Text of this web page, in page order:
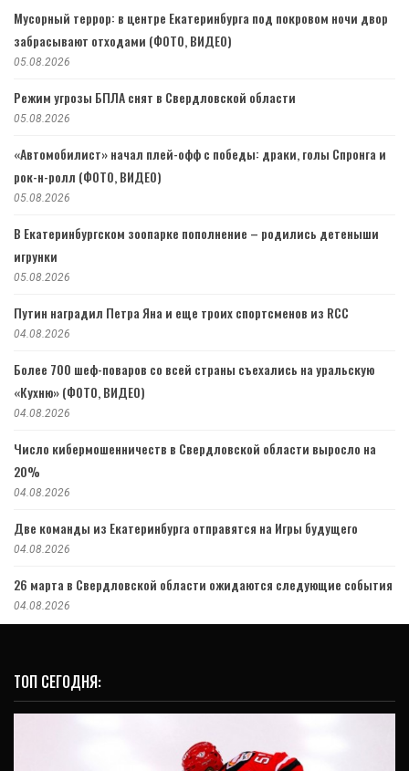
Мусорный террор: в центре Екатеринбурга под покровом ночи двор
забрасывают отходами (ФОТО, ВИДЕО)
05.08.2026
Режим угрозы БПЛА снят в Свердловской области
05.08.2026
«Автомобилист» начал плей-офф с победы: драки, голы Спронга и
рок-н-ролл (ФОТО, ВИДЕО)
05.08.2026
В Екатеринбургском зоопарке пополнение – родились детеныши
игрунки
05.08.2026
Путин наградил Петра Яна и еще троих спортсменов из RCC
04.08.2026
Более 700 шеф-поваров со всей страны съехались на уральскую
«Кухню» (ФОТО, ВИДЕО)
04.08.2026
Число кибермошенничеств в Свердловской области выросло на
20%
04.08.2026
Две команды из Екатеринбурга отправятся на Игры будущего
04.08.2026
26 марта в Свердловской области ожидаются следующие события
04.08.2026
ТОП СЕГОДНЯ: